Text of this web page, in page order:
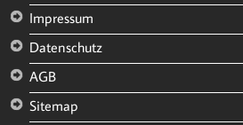
Impressum
Datenschutz
AGB
Sitemap